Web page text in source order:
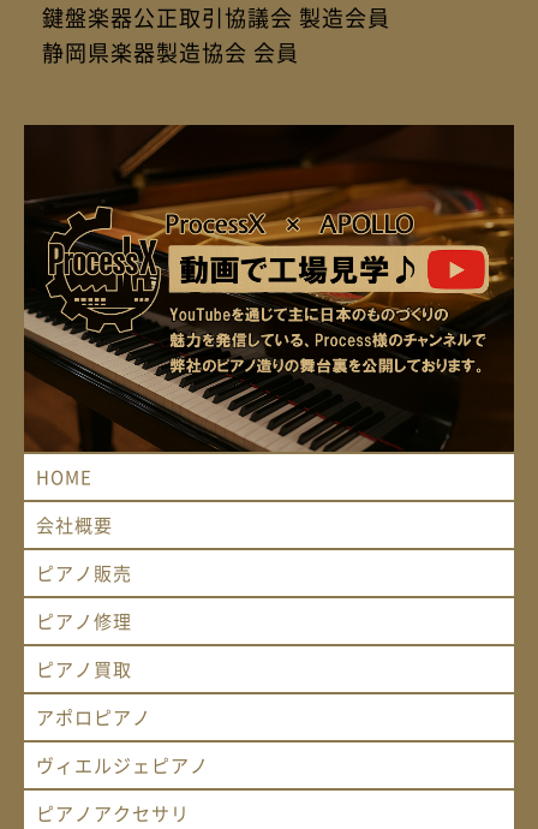
鍵盤楽器公正取引協議会 製造会員
静岡県楽器製造協会 会員
HOME
会社概要
ピアノ販売
ピアノ修理
ピアノ買取
アポロピアノ
ヴィエルジェピアノ
ピアノアクセサリ